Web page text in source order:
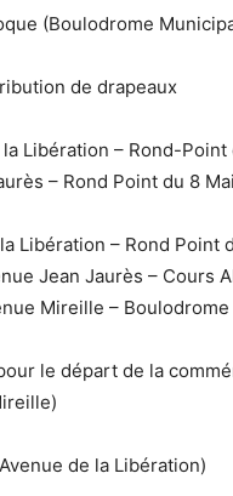
(Boulodrome
de drapeaux
Libération – Rond-Point
– Rond Point du 8
Libération – Rond Point
Jean Jaurès – Cours
Mireille –
le départ de la
de la Libération)